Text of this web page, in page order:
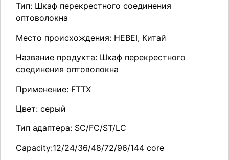
Тип: Шкаф перекрестного соединения
оптоволокна
Место происхождения: HEBEI, Китай
Название продукта: Шкаф перекрестного
соединения оптоволокна
Применение: FTTX
Цвет: серый
Тип адаптера: SC/FC/ST/LC
Capacity:12/24/36/48/72/96/144 core